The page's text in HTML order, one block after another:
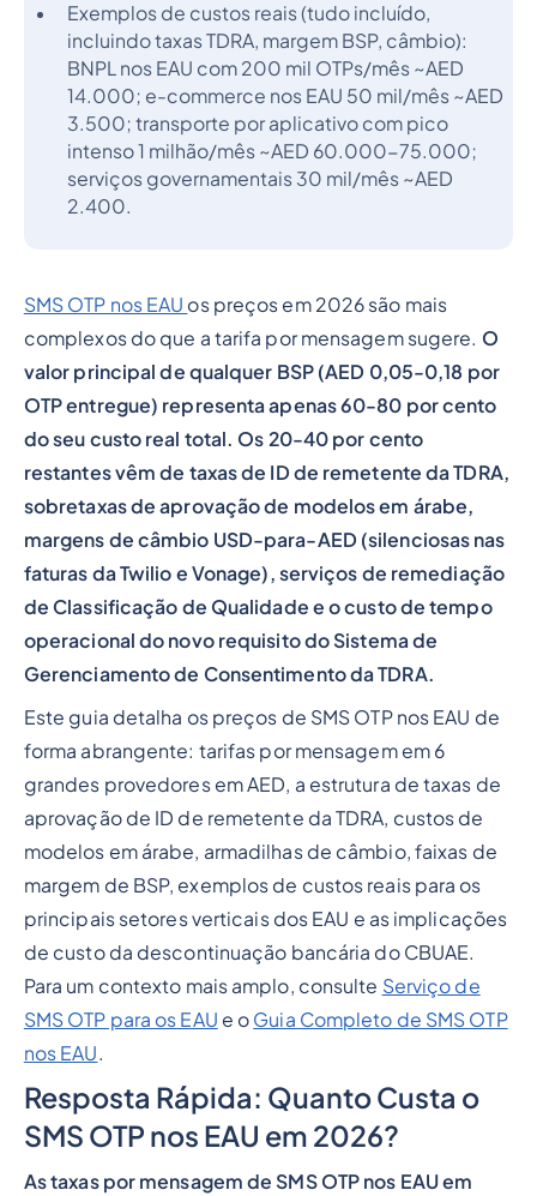
Exemplos de custos reais (tudo incluído,
incluindo taxas TDRA, margem BSP, câmbio):
BNPL nos EAU com 200 mil OTPs/mês ~AED
14.000; e-commerce nos EAU 50 mil/mês ~AED
3.500; transporte por aplicativo com pico
intenso 1 milhão/mês ~AED 60.000-75.000;
serviços governamentais 30 mil/mês ~AED
2.400.
SMS OTP nos EAU os preços em 2026 são mais
complexos do que a tarifa por mensagem sugere. O
valor principal de qualquer BSP (AED 0,05-0,18 por
OTP entregue) representa apenas 60-80 por cento
do seu custo real total. Os 20-40 por cento
restantes vêm de taxas de ID de remetente da TDRA,
sobretaxas de aprovação de modelos em árabe,
margens de câmbio USD-para-AED (silenciosas nas
faturas da Twilio e Vonage), serviços de remediação
de Classificação de Qualidade e o custo de tempo
operacional do novo requisito do Sistema de
Gerenciamento de Consentimento da TDRA.
Este guia detalha os preços de SMS OTP nos EAU de
forma abrangente: tarifas por mensagem em 6
grandes provedores em AED, a estrutura de taxas de
aprovação de ID de remetente da TDRA, custos de
modelos em árabe, armadilhas de câmbio, faixas de
margem de BSP, exemplos de custos reais para os
principais setores verticais dos EAU e as implicações
de custo da descontinuação bancária do CBUAE.
Para um contexto mais amplo, consulte Serviço de
SMS OTP para os EAU e o Guia Completo de SMS OTP
nos EAU.
Resposta Rápida: Quanto Custa o
SMS OTP nos EAU em 2026?
As taxas por mensagem de SMS OTP nos EAU em